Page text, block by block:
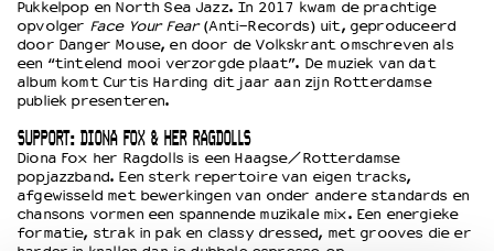
Pukkelpop en North Sea Jazz. In 2017 kwam de prachtige
opvolger Face Your Fear(Anti-Records) uit, geproduceerd
door Danger Mouse, en door de Volkskrant omschreven als
een “tintelend mooi verzorgde plaat”. De muziek van dat
album komt Curtis Harding dit jaar aan zijn Rotterdamse
publiek presenteren.
SUPPORT: DIONA FOX & HER RAGDOLLS
Diona Fox her Ragdolls is een Haagse/Rotterdamse
popjazzband. Een sterk repertoire van eigen tracks,
afgewisseld met bewerkingen van onder andere standards en
chansons vormen een spannende muzikale mix. Een energieke
formatie, strak in pak en classy dressed, met grooves die er